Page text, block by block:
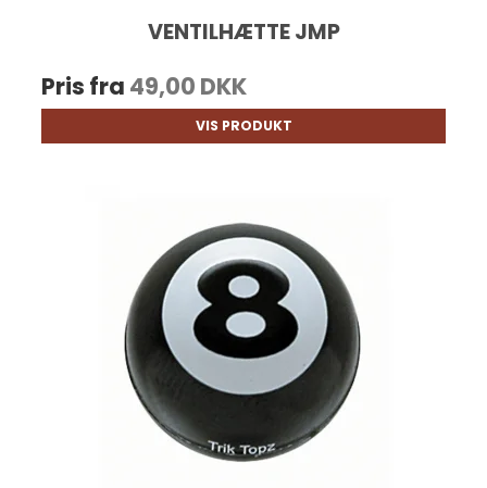
VENTILHÆTTE JMP
Pris fra 49,00 DKK
VIS PRODUKT